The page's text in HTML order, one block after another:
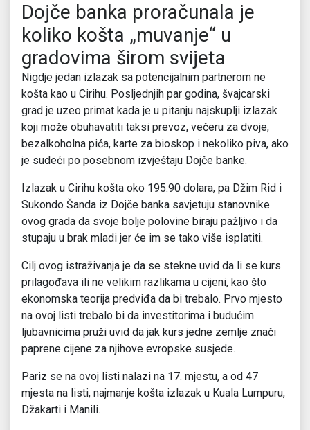
Dojče banka proračunala je
koliko košta „muvanje“ u
gradovima širom svijeta
Nigdje jedan izlazak sa potencijalnim partnerom ne
košta kao u Cirihu. Posljednjih par godina, švajcarski
grad je uzeo primat kada je u pitanju najskuplji izlazak
koji može obuhavatiti taksi prevoz, večeru za dvoje,
bezalkoholna pića, karte za bioskop i nekoliko piva, ako
je sudeći po posebnom izvještaju Dojče banke.
Izlazak u Cirihu košta oko 195.90 dolara, pa Džim Rid i
Sukondo Šanda iz Dojče banka savjetuju stanovnike
ovog grada da svoje bolje polovine biraju pažljivo i da
stupaju u brak mladi jer će im se tako više isplatiti.
Cilj ovog istraživanja je da se stekne uvid da li se kurs
prilagođava ili ne velikim razlikama u cijeni, kao što
ekonomska teorija predviđa da bi trebalo. Prvo mjesto
na ovoj listi trebalo bi da investitorima i budućim
ljubavnicima pruži uvid da jak kurs jedne zemlje znači
paprene cijene za njihove evropske susjede.
Pariz se na ovoj listi nalazi na 17. mjestu, a od 47
mjesta na listi, najmanje košta izlazak u Kuala Lumpuru,
Džakarti i Manili.